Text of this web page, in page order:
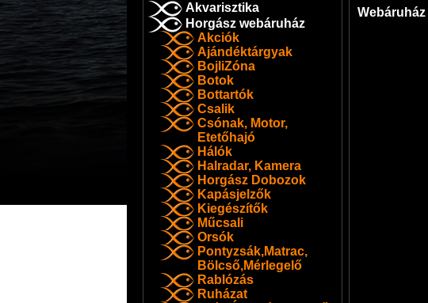
Akvarisztika
Horgász webáruház
Akciók
Ajándéktárgyak
BojliZóna
Botok
Bottartók
Csalik
Csónak, Motor,
Etetőhajó
Hálók
Halradar, Kamera
Horgász Dobozok
Kapásjelzők
Kiegészítők
Műcsali
Orsók
Pontyzsák,Matrac,
Bölcső,Mérlegelő
Rablózás
Ruházat
Webáruház